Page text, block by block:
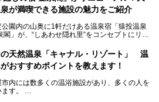
り、アクセスの良さにも胸が高鳴ります。
性専用となっているパブリックサウナが、女
てきました！
が満喫できる施設の魅力をご紹介
園内の山奥に1軒だけある温泉宿「猿投温泉
」が、“しあわせ隠れ里”をコンセプトにリニ
が堪能できるお風呂や、新設・改装された客
材と温泉水で作られたお料理……。
。
天然温泉「キャナル・リゾート」 温
おすすめポイントを教えます！
内には数多くの温浴施設があり、多くの人を
す。